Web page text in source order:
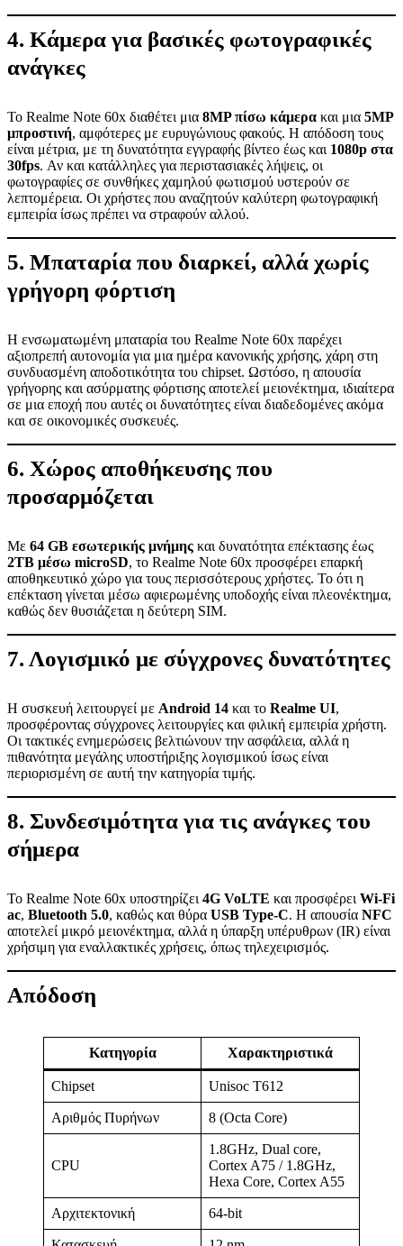
4. Κάμερα για βασικές φωτογραφικές
ανάγκες
Το Realme Note 60x διαθέτει μια 8MP πίσω κάμερα και μια 5MP
μπροστινή, αμφότερες με ευρυγώνιους φακούς. Η απόδοση τους
είναι μέτρια, με τη δυνατότητα εγγραφής βίντεο έως και 1080p στα
30fps. Αν και κατάλληλες για περιστασιακές λήψεις, οι
φωτογραφίες σε συνθήκες χαμηλού φωτισμού υστερούν σε
λεπτομέρεια. Οι χρήστες που αναζητούν καλύτερη φωτογραφική
εμπειρία ίσως πρέπει να στραφούν αλλού.
5. Μπαταρία που διαρκεί, αλλά χωρίς
γρήγορη φόρτιση
Η ενσωματωμένη μπαταρία του Realme Note 60x παρέχει
αξιοπρεπή αυτονομία για μια ημέρα κανονικής χρήσης, χάρη στη
συνδυασμένη αποδοτικότητα του chipset. Ωστόσο, η απουσία
γρήγορης και ασύρματης φόρτισης αποτελεί μειονέκτημα, ιδιαίτερα
σε μια εποχή που αυτές οι δυνατότητες είναι διαδεδομένες ακόμα
και σε οικονομικές συσκευές.
6. Χώρος αποθήκευσης που
προσαρμόζεται
Με 64 GB εσωτερικής μνήμης και δυνατότητα επέκτασης έως
2TB μέσω microSD, το Realme Note 60x προσφέρει επαρκή
αποθηκευτικό χώρο για τους περισσότερους χρήστες. Το ότι η
επέκταση γίνεται μέσω αφιερωμένης υποδοχής είναι πλεονέκτημα,
καθώς δεν θυσιάζεται η δεύτερη SIM.
7. Λογισμικό με σύγχρονες δυνατότητες
Η συσκευή λειτουργεί με Android 14 και το Realme UI,
προσφέροντας σύγχρονες λειτουργίες και φιλική εμπειρία χρήστη.
Οι τακτικές ενημερώσεις βελτιώνουν την ασφάλεια, αλλά η
πιθανότητα μεγάλης υποστήριξης λογισμικού ίσως είναι
περιορισμένη σε αυτή την κατηγορία τιμής.
8. Συνδεσιμότητα για τις ανάγκες του
σήμερα
Το Realme Note 60x υποστηρίζει 4G VoLTE και προσφέρει Wi-Fi
ac, Bluetooth 5.0, καθώς και θύρα USB Type-C. Η απουσία NFC
αποτελεί μικρό μειονέκτημα, αλλά η ύπαρξη υπέρυθρων (IR) είναι
χρήσιμη για εναλλακτικές χρήσεις, όπως τηλεχειρισμός.
Απόδοση
Κατηγορία Χαρακτηριστικά
Chipset Unisoc T612
Αριθμός Πυρήνων 8 (Octa Core)
CPU
1.8GHz, Dual core,
Cortex A75 / 1.8GHz,
Hexa Core, Cortex A55
Αρχιτεκτονική 64-bit